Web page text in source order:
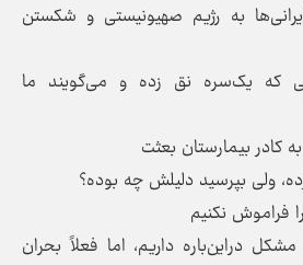
به رژیم صهیونیستی و شکستن
که یک‌سره نق زده و می‌گویند ما
کادر بیمارستان بعثت
ولی بپرسید دلیلش چه بوده؟
فراموش نکنیم
دراین‌باره داریم، اما فعلاً بحران